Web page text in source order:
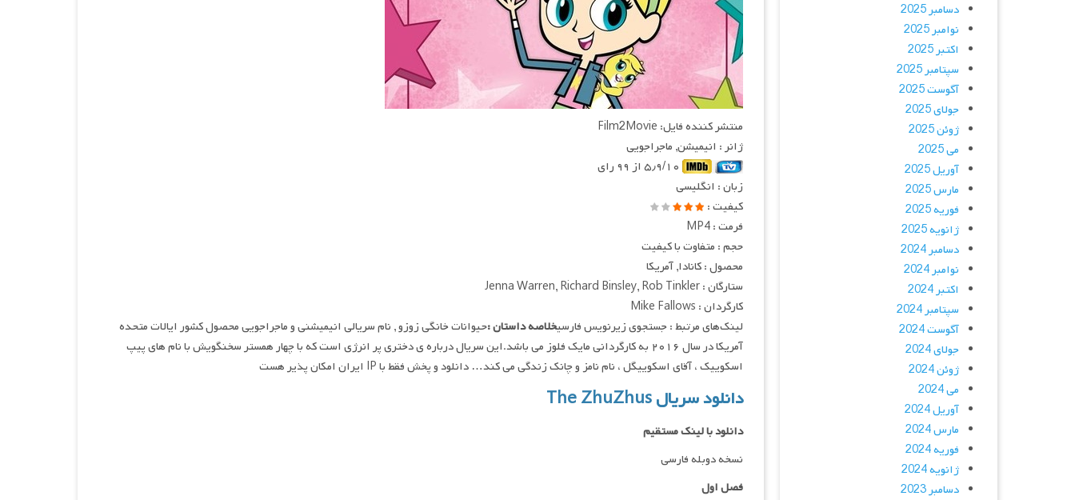
منتشر کننده فایل: Film2Movie
ژانر : انیمیشن, ماجراجویی
زبان : انگلیسی
کیفیت :
فرمت : MP4
حجم : متفاوت با کیفیت
محصول : کانادا, آمریکا
ستارگان : Jenna Warren, Richard Binsley, Rob Tinkler
کارگردان : Mike Fallows
لینک‌های مرتبط : جستجوی زیرنویس فارسیخلاصه داستان :حیوانات خانگی زوزو , نام سریالی انیمیشنی و ماجراجویی محصول کشور ایالات متحده
آمریکا در سال ۲۰۱۶ به کارگردانی مایک فلوز می باشد.این سریال درباره ی دختری پر انرژی است که با چهار همستر سخنگویش با نام های پیپ
اسکوییک ، آقای اسکوییگل ، نام نامز و چانک زندگی می کند… دانلود و پخش فقط با IP ایران امکان پذیر هست
دانلود سریال The ZhuZhus
دانلود با لینک مستقیم
نسخه دوبله فارسی
فصل اول
دسامبر 2025
نوامبر 2025
اکتبر 2025
سپتامبر 2025
آگوست 2025
جولای 2025
ژوئن 2025
می 2025
آوریل 2025
مارس 2025
فوریه 2025
ژانویه 2025
دسامبر 2024
نوامبر 2024
اکتبر 2024
سپتامبر 2024
آگوست 2024
جولای 2024
ژوئن 2024
می 2024
آوریل 2024
مارس 2024
فوریه 2024
ژانویه 2024
دسامبر 2023